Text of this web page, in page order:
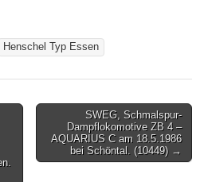
Henschel Typ Essen
SWEG, Schmalspur-
Dampflokomotive ZB 4 –
AQUARIUS C am 18.5.1986
bei Schöntal. (10449) →